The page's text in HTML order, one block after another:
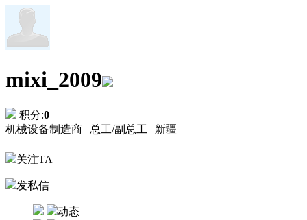
mixi_2009
积分:0
机械设备制造商 | 总工/副总工 | 新疆
关注TA
发私信
动态